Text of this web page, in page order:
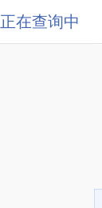
正在查询中